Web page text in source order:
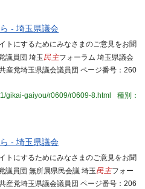
- 埼玉県議会
トにするためにみなさまのご意見をお聞
議員団 埼玉民主フォーラム 埼玉県議会
産党埼玉県議会議員団 ページ番号：260
gikai-gaiyou/r0609/r0609-8.html
種別：
- 埼玉県議会
トにするためにみなさまのご意見をお聞
議員団 無所属県民会議 埼玉民主フォー
産党埼玉県議会議員団 ページ番号：206